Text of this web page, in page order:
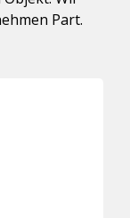
Part.